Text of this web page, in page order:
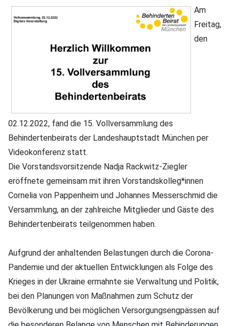
Am
Freitag,
den
02.12.2022, fand die 15. Vollversammlung des
Behindertenbeirats der Landeshauptstadt München per
Videokonferenz statt.
Die Vorstandsvorsitzende Nadja Rackwitz-Ziegler
eröffnete gemeinsam mit ihren Vorstandskolleg*innen
Cornelia von Pappenheim und Johannes Messerschmid die
Versammlung, an der zahlreiche Mitglieder und Gäste des
Behindertenbeirats teilgenommen haben.
Aufgrund der anhaltenden Belastungen durch die Corona-
Pandemie und der aktuellen Entwicklungen als Folge des
Krieges in der Ukraine ermahnte sie Verwaltung und Politik,
bei den Planungen von Maßnahmen zum Schutz der
Bevölkerung und bei möglichen Versorgungsengpässen auf